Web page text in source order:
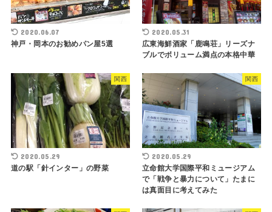
2020.06.07
神戸・岡本のお勧めパン屋5選
2020.05.31
広東海鮮酒家「鹿鳴荘」リーズナ
ブルでボリューム満点の本格中華
関西
2020.05.29
道の駅「針インター」の野菜
関西
2020.05.29
立命館大学国際平和ミュージアム
で「戦争と暴力について」たまに
は真面目に考えてみた